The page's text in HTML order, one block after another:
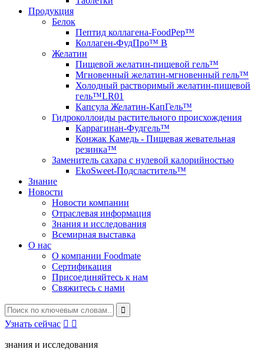
Продукция
Белок
Пептид коллагена-FoodPep™
Коллаген-ФудПро™ В
Желатин
Пищевой желатин-пищевой гель™
Мгновенный желатин-мгновенный гель™
Холодный растворимый желатин-пищевой
гель™LR01
Капсула Желатин-КапГель™
Гидроколлоиды растительного происхождения
Каррагинан-Фудгель™
Конжак Камедь - Пищевая жевательная
резинка™
Заменитель сахара с нулевой калорийностью
EkoSweet-Подсластитель™
Знание
Новости
Новости компании
Отраслевая информация
Знания и исследования
Всемирная выставка
О нас
О компании Foodmate
Сертификация
Присоединяйтесь к нам
Свяжитесь с нами
Узнать сейчас  
знания и исследования